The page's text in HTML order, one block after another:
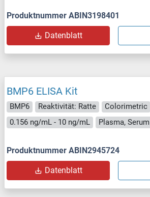
Produktnummer ABIN3198401
Datenblatt
BMP6 ELISA Kit
BMP6 Reaktivität: Ratte Colorimetric
0.156 ng/mL - 10 ng/mL
Plasma, Serum
Produktnummer ABIN2945724
Datenblatt